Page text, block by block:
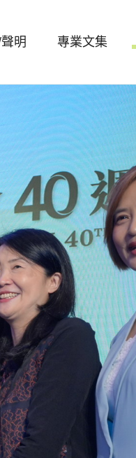
明 專業文集